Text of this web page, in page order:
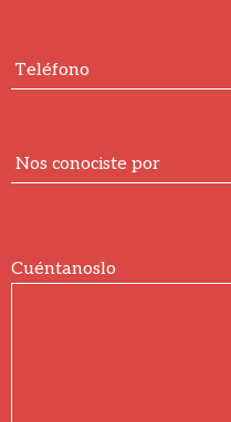
Cuéntanoslo